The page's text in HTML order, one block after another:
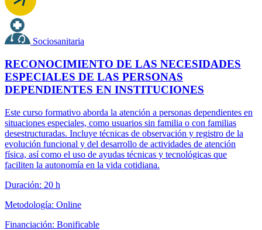
Sociosanitaria
RECONOCIMIENTO DE LAS NECESIDADES
ESPECIALES DE LAS PERSONAS
DEPENDIENTES EN INSTITUCIONES
Este curso formativo aborda la atención a personas dependientes en
situaciones especiales, como usuarios sin familia o con familias
desestructuradas. Incluye técnicas de observación y registro de la
evolución funcional y del desarrollo de actividades de atención
física, así como el uso de ayudas técnicas y tecnológicas que
faciliten la autonomía en la vida cotidiana.
Duración: 20 h
Metodología: Online
Financiación: Bonificable